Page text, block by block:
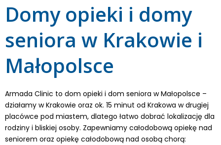
Domy opieki i domy
seniora w Krakowie i
Małopolsce
Armada Clinic to dom opieki i dom seniora w Małopolsce –
działamy w Krakowie oraz ok. 15 minut od Krakowa w drugiej
placówce pod miastem, dlatego łatwo dobrać lokalizację dla
rodziny i bliskiej osoby. Zapewniamy całodobową opiekę nad
seniorem oraz opiekę całodobową nad osobą chorą: